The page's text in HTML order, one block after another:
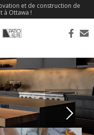
et de construction de
à Ottawa !